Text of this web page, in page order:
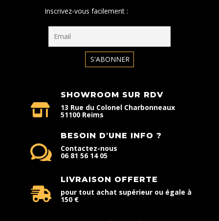
Inscrivez-vous facilement :
SHOWROOM SUR RDV
13 Rue du Colonel Charbonneaux
51100 Reims
BESOIN D'UNE INFO ?
Contactez-nous
06 81 56 14 05
LIVRAISON OFFERTE
pour tout achat supérieur ou égale à
150 €